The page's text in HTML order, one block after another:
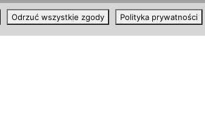
Odrzuć wszystkie zgody Polityka prywatności